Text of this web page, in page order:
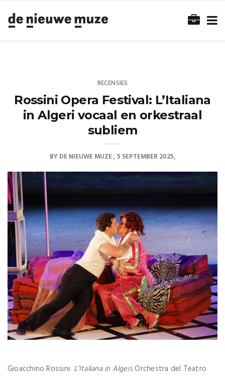
RECENSIES
Rossini Opera Festival: L’Italiana
in Algeri vocaal en orkestraal
subliem
BYDE NIEUWE MUZE 5 SEPTEMBER 2025
Gioacchino Rossini: L’Italiana in Algeri.Orchestra del Teatro